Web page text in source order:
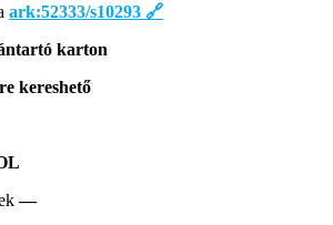
ark:52333/s10293 🔗
karton
kereshető
—